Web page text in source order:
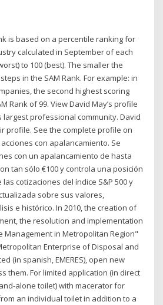
is based on a percentile ranking for
calculated in September of each
to 100 (best). The smaller the
in the SAM Rank. For example: in
the second highest scoring
Rank of 99. View David May’s profile
largest professional community. David
profile. See the complete profile on
con apalancamiento. Se
con un apalancamiento de hasta
tan sólo €100 y controla una posición
las cotizaciones del índice S&P 500 y
sobre sus valores,
e histórico. In 2010, the creation of
the resolution and implementation
Management in Metropolitan Region"
Enterprise of Disposal and
(in spanish, EMERES), open new
them. For limited application (in direct
alone toilet) with macerator for
an individual toilet in addition to a